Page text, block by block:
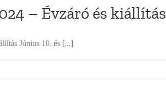
– Évzáró és kiállítás
Június 10. és [...]